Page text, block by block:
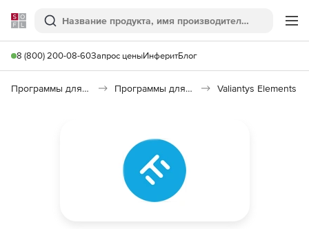
Softline
Поиск
8 (800) 200-08-60Запрос ценыИнферитБлог
Программы для программирования Программы для работы с базами данных Valiantys Elements